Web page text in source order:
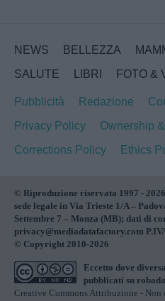
NEWS BELLEZZA
SALUTE
LIBRI FOTO &
Pubblicità Redazione
Privacy Policy
Ownership
Corrections Policy
Ethics
© Riproduzione riservata 1997 -
sede legale in Via Trieste 1/A –
Settembre 7 – Monza (MB); dati di
privacy@mediadatafactory.com
© Copyright 2010-2026
Eccetto dove
pubblicati su
Creative Commons Attribuzione - Non